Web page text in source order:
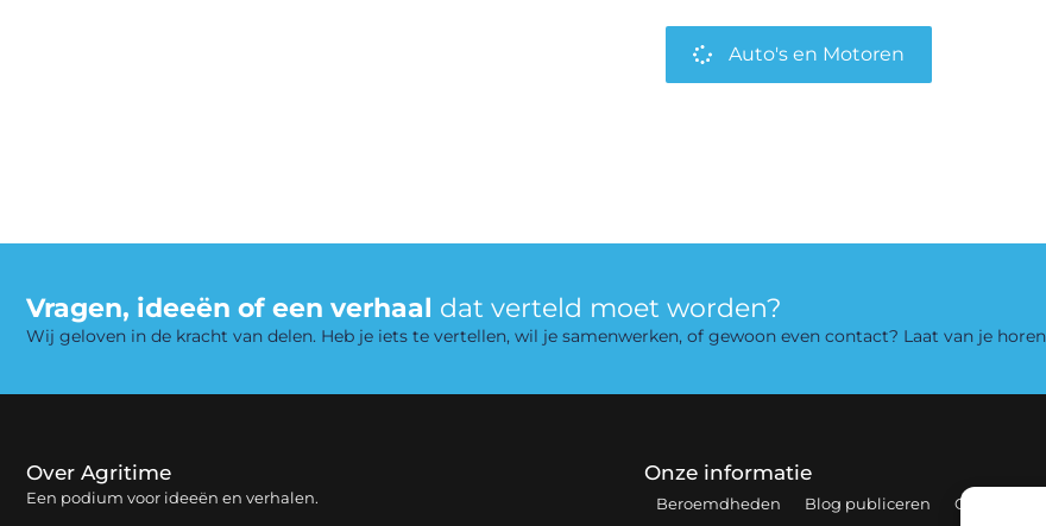
Auto's en Motoren
Vragen, ideeën of een verhaal dat verteld moet worden?
Wij geloven in de kracht van delen. Heb je iets te vertellen, wil je samenwerken, of gewoon even contact? Laat van je
Over Agritime
Een podium voor ideeën en verhalen.
Onze informatie
Beroemdheden Blog publiceren Contact